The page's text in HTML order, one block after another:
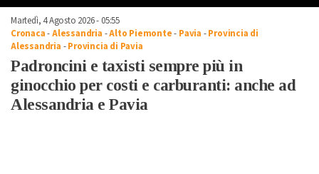
Martedì, 4 Agosto 2026 - 05:55
Cronaca-Alessandria -Alto Piemonte- Pavia -Provincia di
Alessandria -Provincia di Pavia
Padroncini e taxisti sempre più in
ginocchio per costi e carburanti: anche ad
Alessandria e Pavia